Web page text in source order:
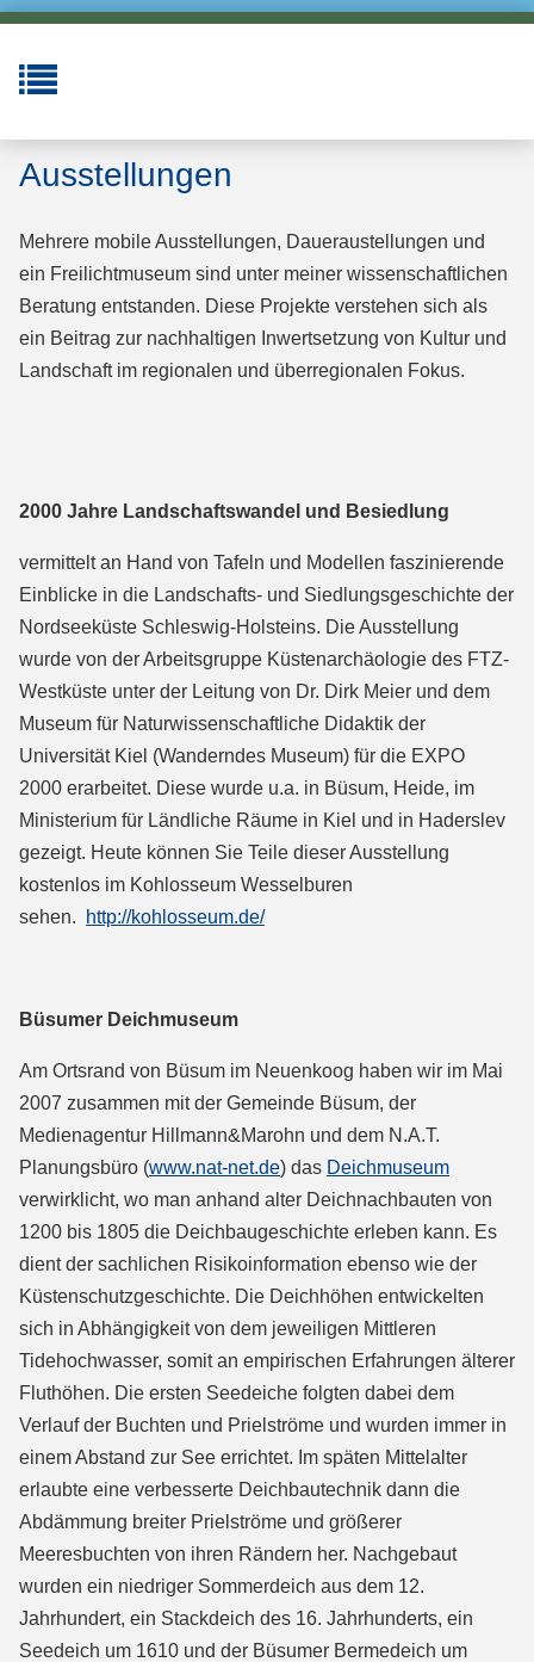
Ausstellungen
Mehrere mobile Ausstellungen, Daueraustellungen und
ein Freilichtmuseum sind unter meiner wissenschaftlichen
Beratung entstanden. Diese Projekte verstehen sich als
ein Beitrag zur nachhaltigen Inwertsetzung von Kultur und
Landschaft im regionalen und überregionalen Fokus.
2000 Jahre Landschaftswandel und Besiedlung
vermittelt an Hand von Tafeln und Modellen faszinierende
Einblicke in die Landschafts- und Siedlungsgeschichte der
Nordseeküste Schleswig-Holsteins. Die Ausstellung
wurde von der Arbeitsgruppe Küstenarchäologie des FTZ-
Westküste unter der Leitung von Dr. Dirk Meier und dem
Museum für Naturwissenschaftliche Didaktik der
Universität Kiel (Wanderndes Museum) für die EXPO
2000 erarbeitet. Diese wurde u.a. in Büsum, Heide, im
Ministerium für Ländliche Räume in Kiel und in Haderslev
gezeigt. Heute können Sie Teile dieser Ausstellung
kostenlos im Kohlosseum Wesselburen
sehen.
http://kohlosseum.de/
Büsumer Deichmuseum
Am Ortsrand von Büsum im Neuenkoog haben wir im Mai
2007 zusammen mit der Gemeinde Büsum, der
Medienagentur Hillmann&Marohn und dem N.A.T.
Planungsbüro (www.nat-net.de) das Deichmuseum
verwirklicht, wo man anhand alter Deichnachbauten von
1200 bis 1805 die Deichbaugeschichte erleben kann. Es
dient der sachlichen Risikoinformation ebenso wie der
Küstenschutzgeschichte. Die Deichhöhen entwickelten
sich in Abhängigkeit von dem jeweiligen Mittleren
Tidehochwasser, somit an empirischen Erfahrungen älterer
Fluthöhen. Die ersten Seedeiche folgten dabei dem
Verlauf der Buchten und Prielströme und wurden immer in
einem Abstand zur See errichtet. Im späten Mittelalter
erlaubte eine verbesserte Deichbautechnik dann die
Abdämmung breiter Prielströme und größerer
Meeresbuchten von ihren Rändern her. Nachgebaut
wurden ein niedriger Sommerdeich aus dem 12.
Jahrhundert, ein Stackdeich des 16. Jahrhunderts, ein
Seedeich um 1610 und der Büsumer Bermedeich um